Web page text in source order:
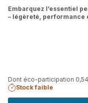
Embarquez l’essentiel
– légèreté, performance
Dont éco-participation
Stock faible